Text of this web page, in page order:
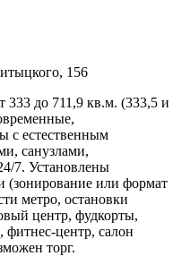
156
333 до 711,9 кв.м. (333,5 и
с естественным
санузлами,
7. Установлены
(зонирование или формат
метро, остановки
центр, фудкорты,
фитнес-центр, салон
торг.